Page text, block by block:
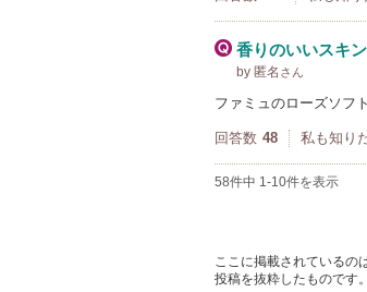
香りのいいスキ
by 匿名 さん
ファミュのローズソフ
回答数 48 私も知り
58件中 1-10件を表示
ここに掲載されているの
投稿を抜粋したものです。